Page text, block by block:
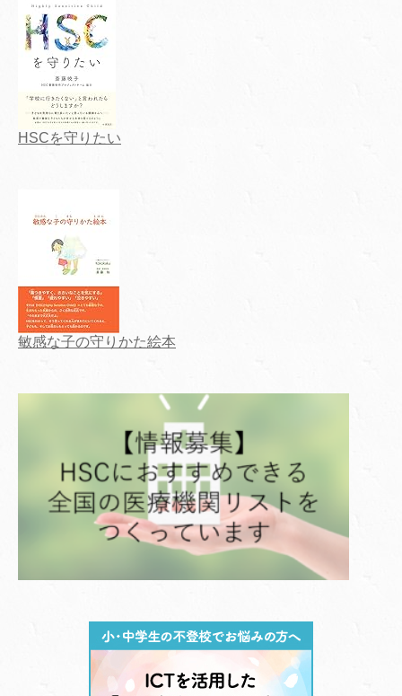
HSCを守りたい
敏感な子の守りかた絵本